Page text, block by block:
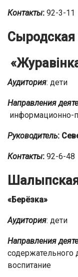
Контакты: 92-3-11
Сыродская
Аудитория: дети
Направления
информационно-
Руководитель:
Контакты: 92-6-48
«Берёзка»
Аудитория: дети
Направления
содержательного
воспитание